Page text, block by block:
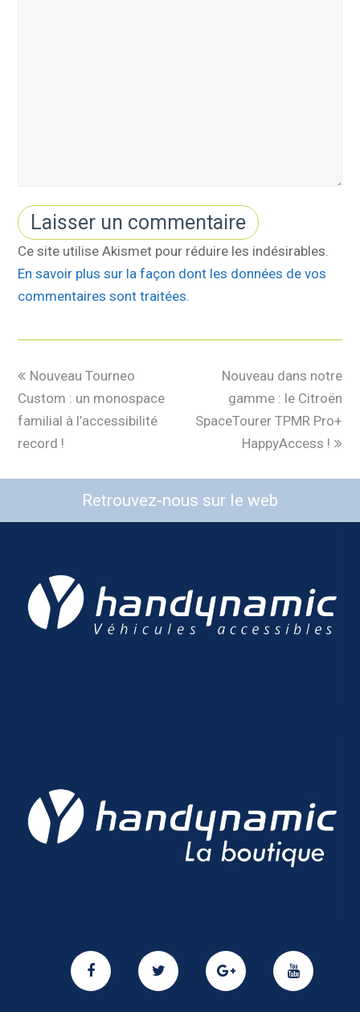
Ce site utilise Akismet pour réduire les indésirables.
En savoir plus sur la façon dont les données de vos
commentaires sont traitées
Nouveau Tourneo
Custom : un monospace
familial à l’accessibilité
record !
Nouveau dans notre
gamme : le Citroën
SpaceTourer TPMR Pro+
HappyAccess !
Retrouvez-nous sur le web